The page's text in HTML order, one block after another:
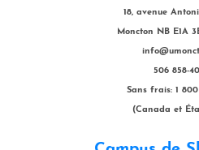
18, avenue
Moncton NB E1A
506 858-
Sans frais: 1 800
(Canada et